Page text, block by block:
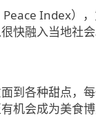
Index）
快融入当地社
到各种甜点，
机会成为美食